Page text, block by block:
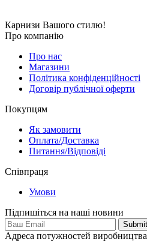
Карнизи Вашого стилю!
Про компанію
Про нас
Магазини
Політика конфіденційності
Договір публічної оферти
Покупцям
Як замовити
Оплата/Доставка
Питання/Відповіді
Співпраця
Умови
Підпишіться на наші новини
Адреса потужностей виробництва